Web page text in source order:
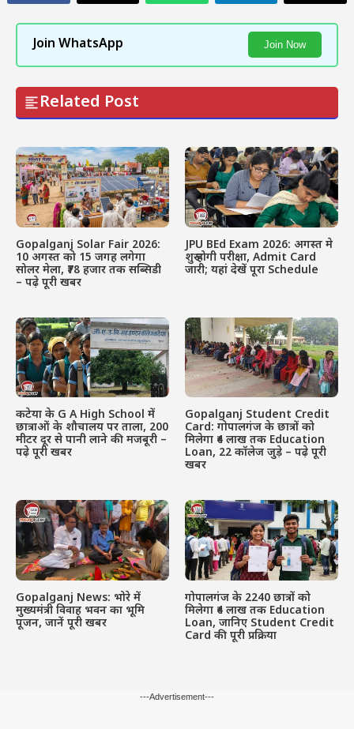
Join WhatsApp Join Now
Related Post
Gopalganj Solar Fair 2026:
10 अगस्त को 15 जगह लगेगा
सोलर मेला, ₹78 हजार तक सब्सिडी
– पढ़े पूरी खबर
JPU BEd Exam 2026: अगस्त मे
शुरू होगी परीक्षा, Admit Card
जारी; यहां देखें पूरा Schedule
कटेया के G A High School में
छात्राओं के शौचालय पर ताला, 200
मीटर दूर से पानी लाने की मजबूरी –
पढ़े पूरी खबर
Gopalganj Student Credit
Card: गोपालगंज के छात्रों को
मिलेगा ₹4 लाख तक Education
Loan, 22 कॉलेज जुड़े – पढ़े पूरी
खबर
Gopalganj News: भोरे में
मुख्यमंत्री विवाह भवन का भूमि
पूजन, जानें पूरी खबर
गोपालगंज के 2240 छात्रों को
मिलेगा ₹4 लाख तक Education
Loan, जानिए Student Credit
Card की पूरी प्रक्रिया
---Advertisement---